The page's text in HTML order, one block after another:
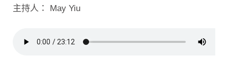
主持人： May Yiu